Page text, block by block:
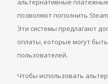
альтернативные
позволяют пополнить
Эти системы предлагают
оплаты, которые могут
пользователей.
Чтобы использовать